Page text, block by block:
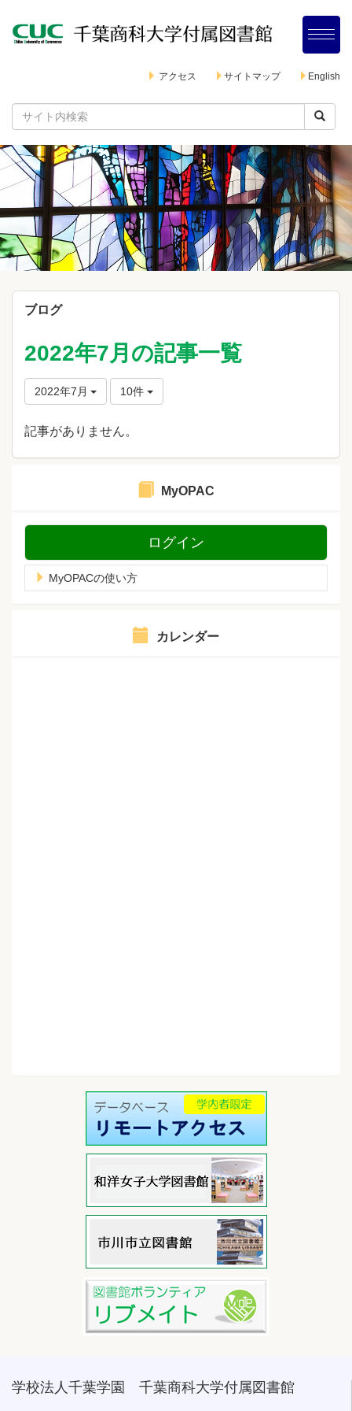
アクセス サイトマップ English
ブログ
2022年7月の記事一覧
2022年7月 10件
記事がありません。
MyOPAC
ログイン
MyOPACの使い方
カレンダー
学校法人千葉学園 千葉商科大学付属図書館